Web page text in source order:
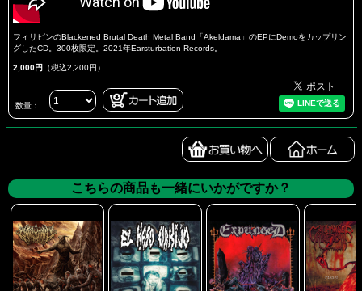
フィリピンのBlackened Brutal Death Metal Band「Akeldama」のEPにDemoをカップリン
グしたCD。300枚限定。2021年Earsturbation Records。
2,000円 （税込2,200円）
数量：
こちらの商品も一緒にいかがですか？